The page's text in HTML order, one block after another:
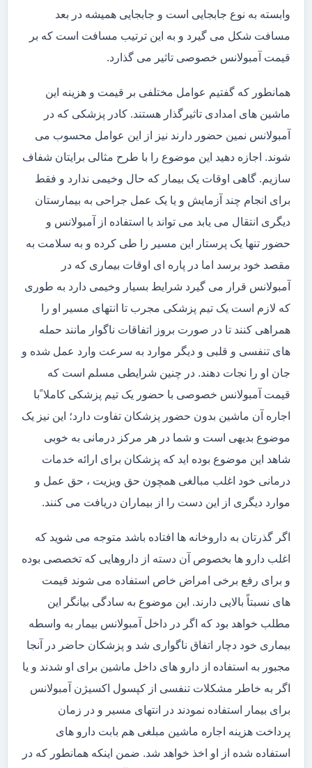
وابسته به نوع جابجایی است و جابجایی همیشه در بعد
مسافت شکل می گیرد و به این ترتیب مسافت است که بر
قیمت آمبولانس خصوصی تاثیر می گذارد.
همانطور که گفتیم عوامل مختلفی بر قیمت و هزینه این
ماشین های امدادی تاثیرگذار هستند. کادر پزشکی که در
آمبولانس نمین حضور دارند نیز از این عوامل محسوب می
شوند. اجازه دهید این موضوع را با طرح مثالی برایتان شفاف
سازیم. گاهی اوقات یک بیمار که حال وخیمی ندارد و فقط
برای انجام چند آزمایش و یا یک عمل جراحی به بیمارستان
دیگری انتقال می یابد می تواند با استفاده از آمبولانس و
حضور تنها یک پرستار این مسیر را طی کرده و به سلامت به
مقصد خود برسد اما در پاره ای اوقات بیماری که در
آمبولانس قرار می گیرد شرایط بسیار وخیمی دارد به طوری
که لازم است یک تیم پزشکی مجرب تا انتهای مسیر او را
همراهی کنند تا در صورت بروز اتفاقات ناگوار مانند حمله
های تنفسی و قلبی و دیگر موارد به سرعت وارد عمل شده و
جان او را نجات دهند. در چنین شرایطی مسلم است که
قیمت آمبولانس خصوصی با حضور یک تیم پزشکی کاملا ًبا
اجاره آن ماشین بدون حضور پزشکان تفاوت دارد؛ این نیز یک
موضوع بدیهی است و شما در هر مرکز درمانی به خوبی
شاهد این موضوع بوده اید که پزشکان برای ارائه خدمات
درمانی خود اغلب مبالغی همچون حق ویزیت ، حق عمل و
موارد دیگری از این دست را از بیماران دریافت می کنند.
اگر گذرتان به داروخانه ها افتاده باشد متوجه می شوید که
اغلب دارو ها بخصوص آن دسته از داروهایی که تخصصی بوده
و برای رفع برخی امراض خاص استفاده می شوند قیمت
های نسبتاً بالایی دارند. این موضوع به سادگی بیانگر این
مطلب خواهد بود که اگر در داخل آمبولانس بیمار به واسطه
بیماری خود دچار اتفاق ناگواری شد و پزشکان حاضر در آنجا
مجبور به استفاده از دارو های داخل ماشین برای او شدند و یا
اگر به خاطر مشکلات تنفسی از کپسول اکسیژن آمبولانس
برای بیمار استفاده نمودند در انتهای مسیر و در زمان
پرداخت هزینه اجاره ماشین مبلغی هم بابت دارو های
استفاده شده از او اخذ خواهد شد. ضمن اینکه همانطور که در